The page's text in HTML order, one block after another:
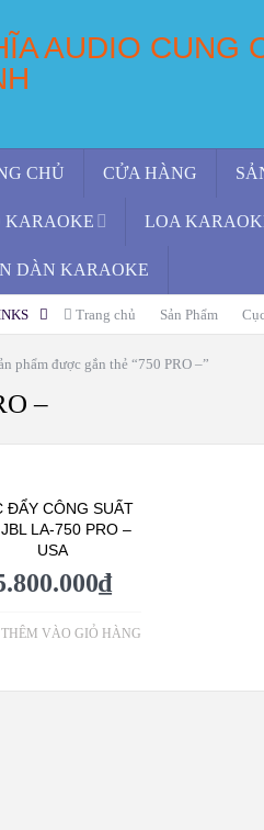
CHỦ CỬA HÀNG
KARAOKE LOA
DÀN KARAOKE
Trang chủ Sản Phẩm
phẩm được gắn thẻ “750 PRO –”
–
ĐẨY CÔNG SUẤT
LA-750 PRO –
USA
₫
THÊM VÀO GIỎ HÀNG